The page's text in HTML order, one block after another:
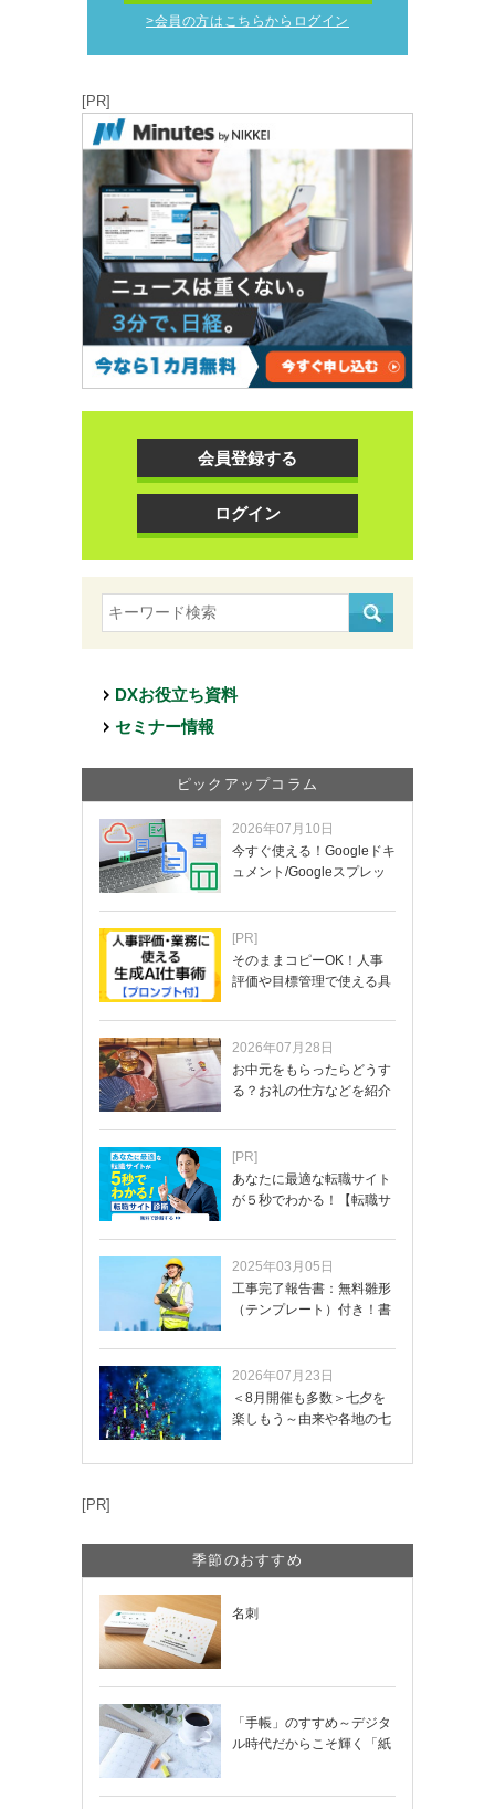
>会員の方はこちらからログイン
[PR]
会員登録する
ログイン
DXお役立ち資料
セミナー情報
ピックアップコラム
2026年07月10日
今すぐ使える！Googleドキ
ュメント/Googleスプレッ
[PR]
そのままコピーOK！人事
評価や目標管理で使える具
2026年07月28日
お中元をもらったらどうす
る？お礼の仕方などを紹介
[PR]
あなたに最適な転職サイト
が５秒でわかる！【転職サ
2025年03月05日
工事完了報告書：無料雛形
（テンプレート）付き！書
2026年07月23日
＜8月開催も多数＞七夕を
楽しもう～由来や各地の七
[PR]
季節のおすすめ
名刺
「手帳」のすすめ～デジタ
ル時代だからこそ輝く「紙